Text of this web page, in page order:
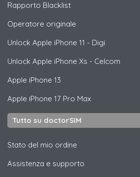
Rapporto Blacklist
Operatore originale
Unlock Apple iPhone 11 - Digi
Unlock Apple iPhone Xs - Celcom
Apple iPhone 13
Apple iPhone 17 Pro Max
Tutto su doctorSIM
Stato del mio ordine
Assistenza e supporto